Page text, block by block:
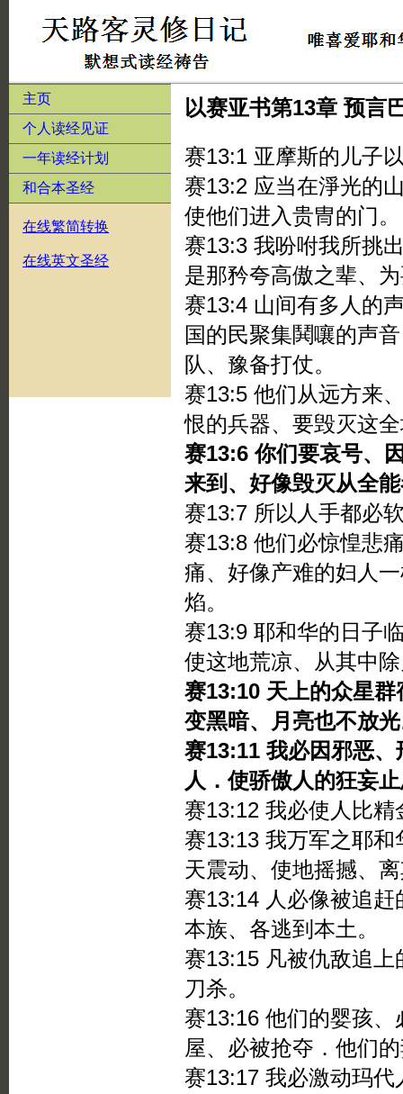
主页
个人读经见证
一年读经计划
和合本圣经
在线繁简转换
在线英文圣经
以赛亚书第13章 预言
赛13:1 亚摩斯的儿子
赛13:2 应当在淨光的
使他们进入贵冑的门。
赛13:3 我吩咐我所挑
是那矜夸高傲之辈、
赛13:4 山间有多人的
国的民聚集鬨嚷的声
队、豫备打仗。
赛13:5 他们从远方来
恨的兵器、要毁灭这
赛13:6 你们要哀号、
来到、好像毁灭从全
赛13:7 所以人手都必
赛13:8 他们必惊惶悲
痛、好像产难的妇人
焰。
赛13:9 耶和华的日子
使这地荒凉、从其中
赛13:10 天上的众星
变黑暗、月亮也不放
赛13:11 我必因邪恶
人．使骄傲人的狂妄
赛13:12 我必使人比
赛13:13 我万军之耶
天震动、使地摇撼、
赛13:14 人必像被追
本族、各逃到本土。
赛13:15 凡被仇敌追
刀杀。
赛13:16 他们的婴孩
屋、必被抢夺．他们
赛13:17 我必激动玛